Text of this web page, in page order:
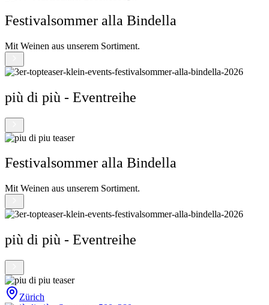
Festivalsommer alla Bindella
Mit Weinen aus unserem Sortiment.
più di più - Eventreihe
Festivalsommer alla Bindella
Mit Weinen aus unserem Sortiment.
più di più - Eventreihe
Zürich